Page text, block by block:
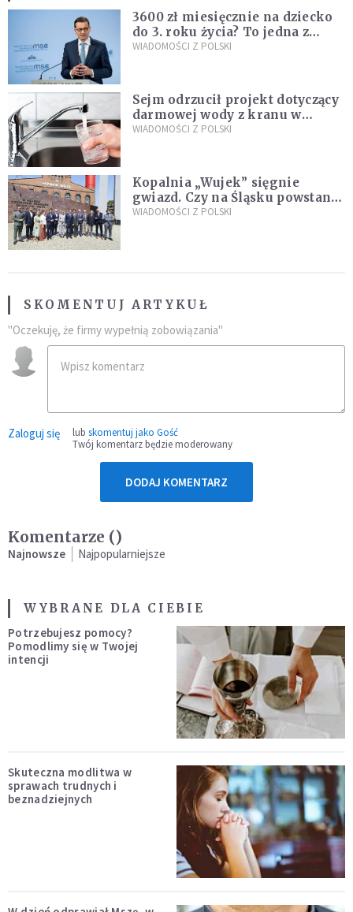
3600 zł miesięcznie na dziecko
do 3. roku życia? To jedna z
propozycji programu "Rozwój
WIADOMOŚCI Z POLSKI
Sejm odrzucił projekt dotyczący
darmowej wody z kranu w
restauracjach
WIADOMOŚCI Z POLSKI
Kopalnia „Wujek” sięgnie
gwiazd. Czy na Śląsku powstanie
„Dolina Krzemowa”?
WIADOMOŚCI Z POLSKI
SKOMENTUJ ARTYKUŁ
"Oczekuję, że firmy wypełnią zobowiązania"
Zaloguj się lub skomentuj jako Gość
Twój komentarz będzie moderowany
DODAJ KOMENTARZ
Komentarze ()
Najnowsze Najpopularniejsze
WYBRANE DLA CIEBIE
Potrzebujesz pomocy?
Pomodlimy się w Twojej
intencji
Skuteczna modlitwa w
sprawach trudnych i
beznadziejnych